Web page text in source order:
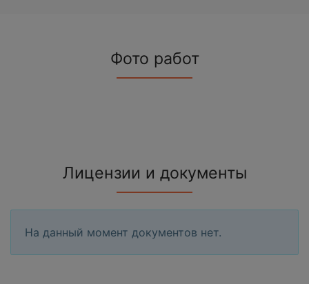
Фото работ
Лицензии и документы
На данный момент документов нет.